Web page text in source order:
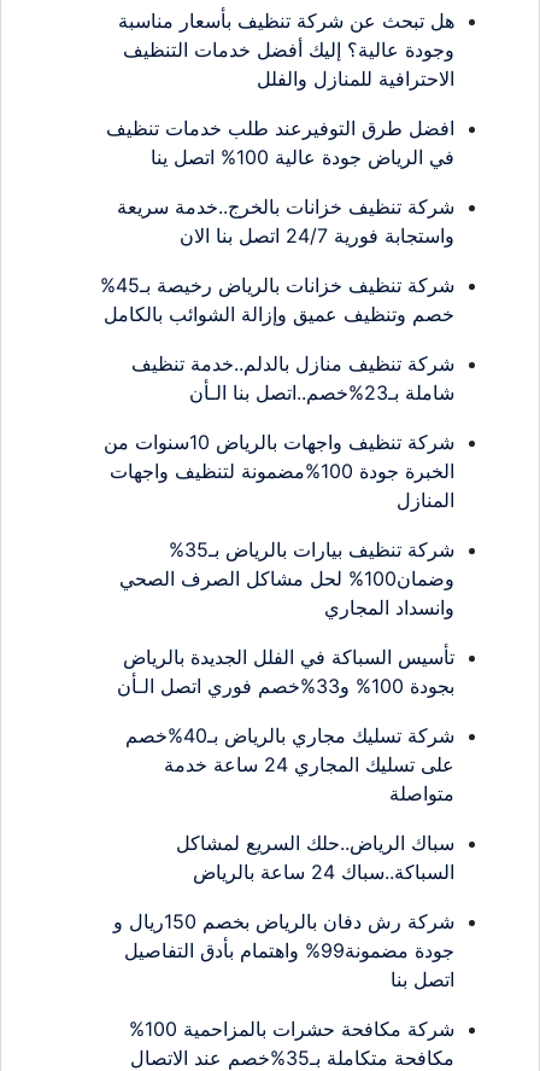
هل تبحث عن شركة تنظيف بأسعار مناسبة
وجودة عالية؟ إليك أفضل خدمات التنظيف
الاحترافية للمنازل والفلل
افضل طرق التوفيرعند طلب خدمات تنظيف
في الرياض جودة عالية 100% اتصل ينا
شركة تنظيف خزانات بالخرج..خدمة سريعة
واستجابة فورية 24/7 اتصل بنا الان
شركة تنظيف خزانات بالرياض رخيصة بـ45%
خصم وتنظيف عميق وإزالة الشوائب بالكامل
شركة تنظيف منازل بالدلم..خدمة تنظيف
شاملة بـ23%خصم..اتصل بنا الـأن
شركة تنظيف واجهات بالرياض 10سنوات من
الخبرة جودة 100%مضمونة لتنظيف واجهات
المنازل
شركة تنظيف بيارات بالرياض بـ35%
وضمان100% لحل مشاكل الصرف الصحي
وانسداد المجاري
تأسيس السباكة في الفلل الجديدة بالرياض
بجودة 100% و33%خصم فوري اتصل الـأن
شركة تسليك مجاري بالرياض بـ40%خصم
على تسليك المجاري 24 ساعة خدمة
متواصلة
سباك الرياض..حلك السريع لمشاكل
السباكة..سباك 24 ساعة بالرياض
شركة رش دفان بالرياض بخصم 150ريال و
جودة مضمونة99% واهتمام بأدق التفاصيل
اتصل بنا
شركة مكافحة حشرات بالمزاحمية 100%
مكافحة متكاملة بـ35%خصم عند الاتصال